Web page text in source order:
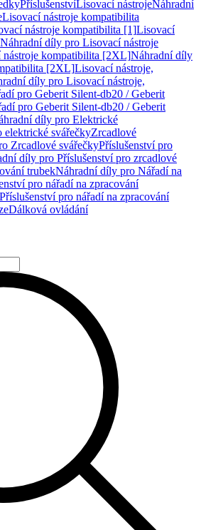
PříslušenstvíLisovací nástrojeNáhradní
Lisovací nástroje kompatibilita
nástroje kompatibilita [1]Lisovací
Náhradní díly pro Lisovací nástroje
nástroje kompatibilita [2XL]Náhradní díly
[2XL]Lisovací nástroje,
díly pro Lisovací nástroje,
pro Geberit Silent-db20 / Geberit
pro Geberit Silent-db20 / Geberit
díly pro Elektrické
elektrické svářečkyZrcadlové
Zrcadlové svářečkyPříslušenství pro
díly pro Příslušenství pro zrcadlové
trubekNáhradní díly pro Nářadí na
pro nářadí na zpracování
pro nářadí na zpracování
Dálková ovládání